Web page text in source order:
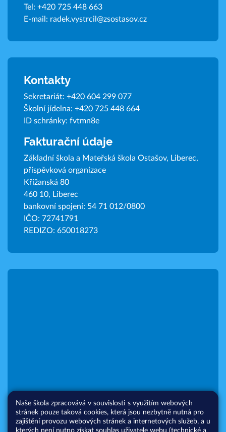
Tel: +420 725 448 663
E-mail: radek.vystrcil@zsostasov.cz
Kontakty
Sekretariát: +420 604 299 077
Školní jídelna: +420 725 448 664
ID schránky: fvtmn8e
Fakturační údaje
Základní škola a Mateřská škola Ostašov, Liberec,
příspěvková organizace
Křižanská 80
460 10, Liberec
bankovní spojení: 54 71 012/0800
IČO: 72741791
REDIZO: 650018273
Naše škola zpracovává v souvislosti s využitím webových
stránek pouze taková cookies, která jsou nezbytně nutná pro
zajištění provozu webových stránek a internetových služeb, a u
kterých není nutno získat souhlas uživatele webu (technické a